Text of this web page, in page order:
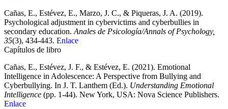
Cañas, E., Estévez, E., Marzo, J. C., & Piqueras, J. A. (2019).
Psychological adjustment in cybervictims and cyberbullies in
secondary education. Anales de Psicología/Annals ofPsychology,
35(3), 434-443. Enlace
Capítulos de libro
Cañas, E., Estévez, J. F., & Estévez, E. (2021). Emotional
Intelligence in Adolescence: A Perspective from Bullying and
Cyberbullying. In J. T. Lanthem (Ed.). Understanding Emotional
Intelligence (pp. 1-44). New York, USA: Nova Science Publishers.
Enlace